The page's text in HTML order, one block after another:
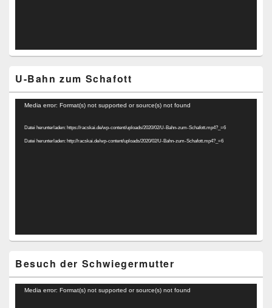
U-Bahn zum Schafott
Video-
Media error: Format(s) not supported or source(s) not found
Datei herunterladen: https://racskai.de/wp-content/uploads/2020/02/U-Bahn-zum-Schafott.mp4?_=6
Datei herunterladen: http://racskai.de/wp-content/uploads/2020/02/U-Bahn-zum-Schafott.mp4?_=6
Besuch der Schwiegermutter
Video-
Media error: Format(s) not supported or source(s) not found